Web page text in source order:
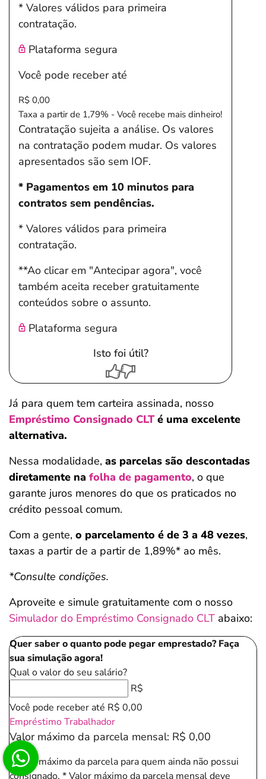
* Valores válidos para primeira
contratação.
Plataforma segura
Você pode receber até
R$ 0,00
Taxa a partir de 1,79% - Você recebe mais dinheiro!
Contratação sujeita a análise. Os valores
na contratação podem mudar. Os valores
apresentados são sem IOF.
* Pagamentos em 10 minutos para
contratos sem pendências.
* Valores válidos para primeira
contratação.
**Ao clicar em "Antecipar agora", você
também aceita receber gratuitamente
conteúdos sobre o assunto.
Plataforma segura
Isto foi útil?
Já para quem tem carteira assinada, nosso
Empréstimo Consignado CLTé uma excelente
alternativa.
Nessa modalidade, as parcelas são descontadas
diretamente na folha de pagamento, o que
garante juros menores do que os praticados no
crédito pessoal comum.
Com a gente, o parcelamento é de 3 a 48 vezes,
taxas a partir de a partir de 1,89%* ao mês.
*Consulte condições.
Aproveite e simule gratuitamente com o nosso
Simulador do Empréstimo Consignado CLT abaixo:
Quer saber o quanto pode pegar emprestado? Faça
sua simulação agora!
Qual o valor do seu salário?
R$
Você pode receber até R$ 0,00
Empréstimo Trabalhador
Valor máximo da parcela mensal: R$ 0,00
*Valor máximo da parcela para quem ainda não possui
consignado. * Valor máximo da parcela mensal deve